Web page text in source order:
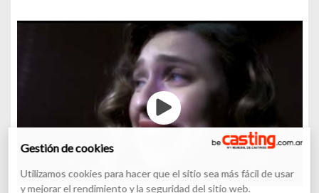
Gestión de cookies
Utilizamos cookies para hacer que el sitio sea más fácil de usar
y mejorar el rendimiento y la seguridad del sitio web.